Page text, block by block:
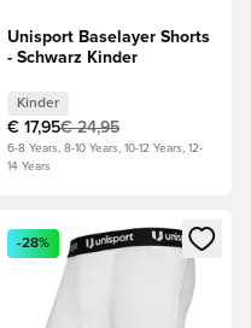
Unisport Baselayer Shorts
- Schwarz Kinder
Kinder
€ 17,95€ 24,95
6-8 Years, 8-10 Years, 10-12 Years, 12-
14 Years
oder Registrieren als
Öffnet ein Fenster zum
-28%